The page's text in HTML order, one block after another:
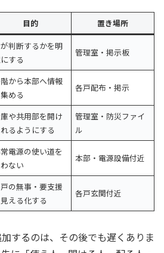
目的 置き場所
判断するかを明
する
管理室・掲示板
から本部へ情報
める
各戸配布・掲示
や共用部を開け
るようにする
管理室・防災ファイ
ル
電源の使い道を
ない
本部・電源設備付近
の無事・要支援
える化する
各戸玄関付近
するのは、その後でも遅くありま